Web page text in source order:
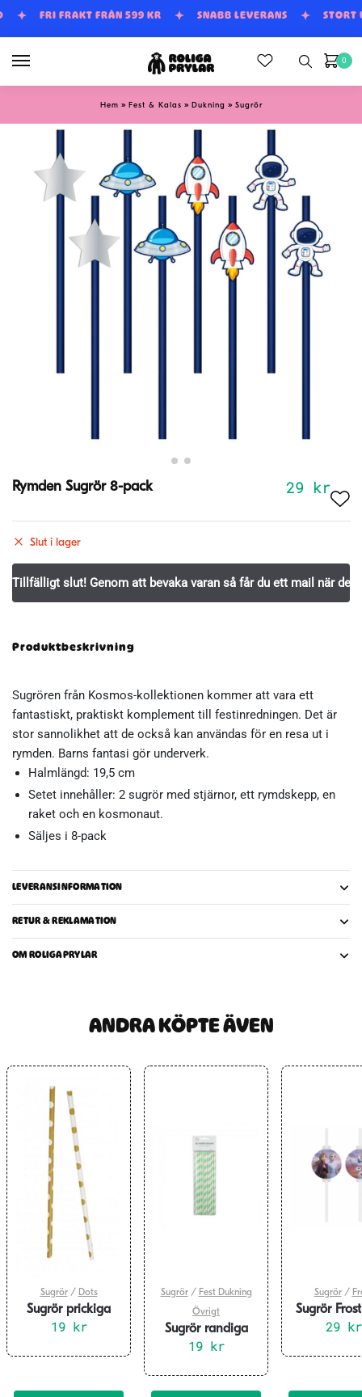
Skip
Skip
FRI FRAKT FRÅN 599 KR SNABB LEVERANS STORT
0
Hem » Fest & Kalas » Dukning » Sugrör
Rymden Sugrör 8-pack 29 kr
Slut i lager
Produktbeskrivning
Sugrören från Kosmos-kollektionen kommer att vara ett
fantastiskt, praktiskt komplement till festinredningen. Det är
stor sannolikhet att de också kan användas för en resa ut i
rymden. Barns fantasi gör underverk.
Halmlängd: 19,5 cm
Setet innehåller: 2 sugrör med stjärnor, ett rymdskepp, en
raket och en kosmonaut.
Säljes i 8-pack
LEVERANSINFORMATION
RETUR & REKLAMATION
OM ROLIGAPRYLAR
ANDRA KÖPTE ÄVEN
Sugrör/ Dots
Sugrör prickiga
guld 10-pack
19 kr
Sugrör/ Fest Dukning
Övrigt
Sugrör randiga
ljusgrön 20-pack
19 kr
Sugrör/
Sugrör
pack
29 kr